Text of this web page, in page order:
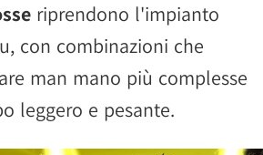
riprendono l'impianto
con combinazioni che
man mano più complesse
leggero e pesante.